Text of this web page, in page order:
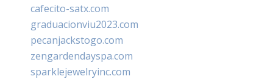
cafecito-satx.com
graduacionviu2023.com
pecanjackstogo.com
zengardendayspa.com
sparklejewelryinc.com